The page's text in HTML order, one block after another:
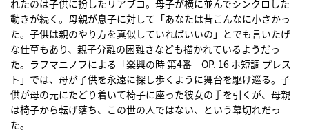
れたのは子供に扮したリアブコ。母子が横に並んでシンクロした
動きが続く。母親が息子に対して「あなたは昔こんなに小さかっ
た。子供は親のやり方を真似していればいいの」とでも言いたげ
な仕草もあり、親子分離の困難さなども描かれているようだっ
た。ラフマニノフによる「楽興の時 第4番 OP. 16 ホ短調 プレス
ト」では、母が子供を永遠に探し歩くように舞台を駆け巡る。子
供が母の元にたどり着いて椅子に座った彼女の手を引くが、母親
は椅子から転げ落ち、この世の人ではない、という幕切れだっ
た。